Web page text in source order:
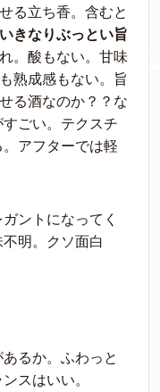
る立ち香。含むと
いきなりぶっとい旨
。酸もない。甘味
熟成感もない。旨
る酒なのか？？な
ごい。テクスチ
アフターでは軽
ントになってく
明。クソ面白
るか。ふわっと
スはいい。